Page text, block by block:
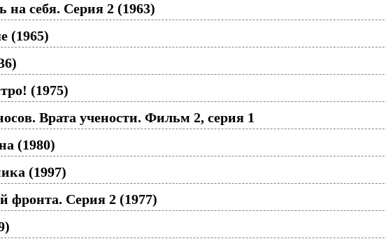
на себя. Серия 2 (1963)
(1965)
(1975)
Врата учености. Фильм 2, серия 1
(1980)
(1997)
фронта. Серия 2 (1977)